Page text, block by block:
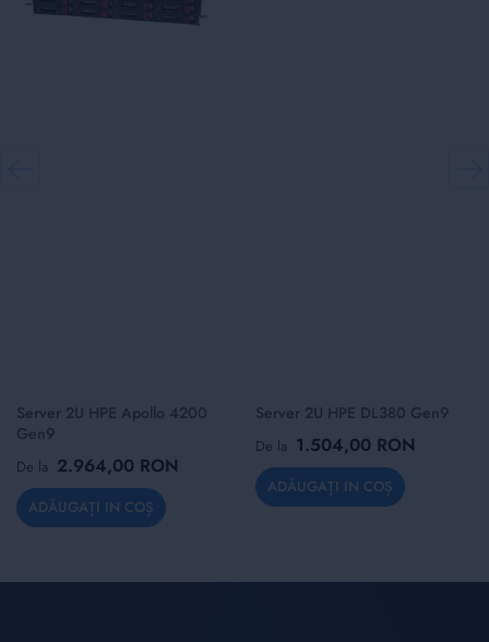
Server 2U HPE Apollo 4200
Gen9
De la 2.964,00 RON
ADĂUGAȚI IN COȘ
Server 2U HPE DL380 Gen9
De la 1.504,00 RON
ADĂUGAȚI IN COȘ